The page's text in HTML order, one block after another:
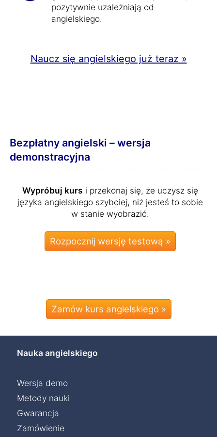
pozytywnie uzależniają od
angielskiego.
Naucz się angielskiego już teraz »
Bezpłatny angielski – wersja
demonstracyjna
Wypróbuj kurs i przekonaj się, że uczysz się
języka angielskiego szybciej, niż jesteś to sobie
w stanie wyobrazić.
Zamów kurs angielskiego »
Nauka angielskiego
Wersja demo
Metody nauki
Gwarancja
Zamówienie